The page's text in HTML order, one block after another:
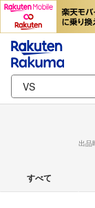
出品
すべて